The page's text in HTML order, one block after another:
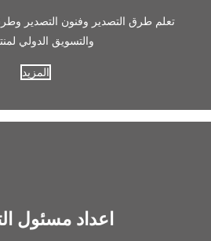
تعلم طرق التصدير وفنون التصدير
والتسويق الدولي
المزيد
اعداد مسئول